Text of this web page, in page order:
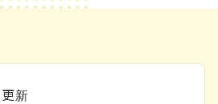
更新